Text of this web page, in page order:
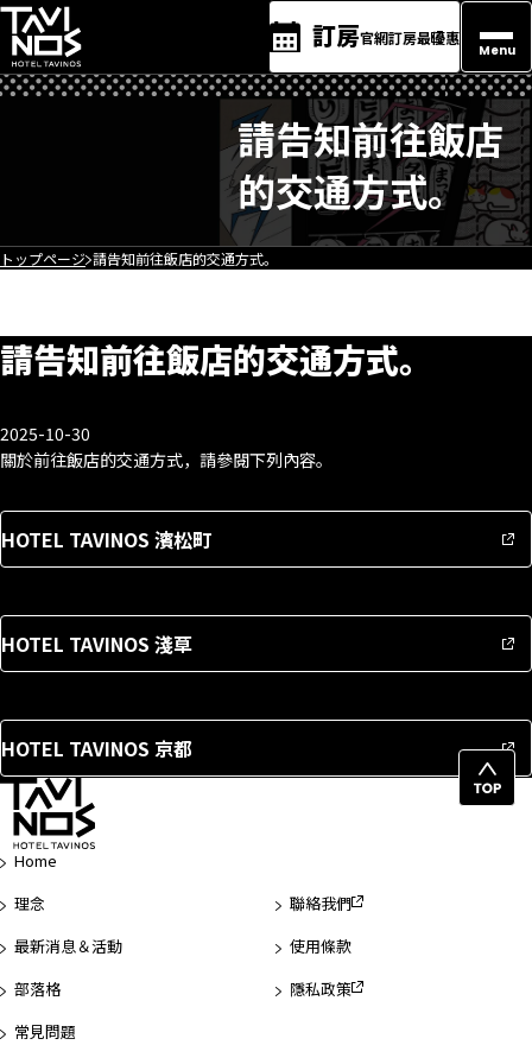
訂房官網訂房最優惠
Menu
請告知前往飯店
的交通方式。
トップページ 請告知前往飯店的交通方式。
請告知前往飯店的交通方式。
2025-10-30
關於前往飯店的交通方式，請參閱下列內容。
HOTEL TAVINOS 濱松町
HOTEL TAVINOS 淺草
HOTEL TAVINOS 京都
回
Home
理念
最新消息＆活動
部落格
常見問題
聯絡我們
使用條款
隱私政策